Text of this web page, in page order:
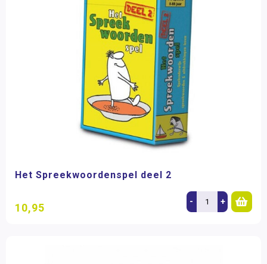
Het Spreekwoordenspel deel 2
10,95 - +